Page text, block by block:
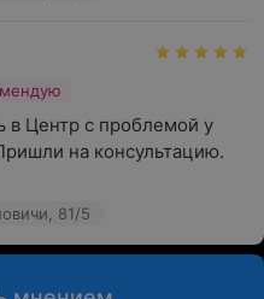
в Центр с проблемой у
на консультацию.
81/5